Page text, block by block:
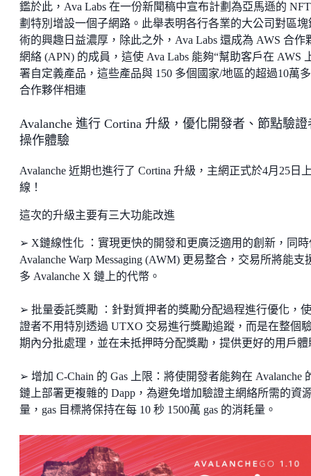
鑑於此，Ava Labs 在一份新聞稿中宣布計劃為亞馬遜的
劃特別增設一個子網路。此舉表明各行各業的大公司對區塊
術的興趣日益濃厚，除此之外，Ava Labs 還成為 AWS 合作
網絡 (APN) 的成員，這使 Ava Labs 能夠“幫助客戶在 AWS
署自定義產品，這些產品與 150 多個國家/地區的超過10萬
合作夥伴相連
Avalanche 進行 Cortina 升級，優化開發者、節點驗證
操作體驗
Avalanche 近期也進行了 Cortina 升級，主網正式於4月25日
線！
這次的升級主要有三大功能改進
➢ X鏈線性化 ：實現更快的開發和更廣泛適用的創新，同時
Avalanche Warp Messaging (AWM) 更易整合，交易所將能支
多 Avalanche X 鏈上的代幣。
➢ 批量委託獎勵 ：針對質押者的獎勵分配過程進行優化，
證者不用特別透過 UTXO 交易進行獎勵追蹤，而是在整個
期內分批處理，並在未抵押時分配獎勵，提供更好的用戶體
➢ 增加 C-Chain 的 Gas 上限：將使開發者能夠在 Avalanche
鏈上部署更複雜的 Dapp，為避免增加驗證主網絡所需的資
量，gas 目標將保持在每 10 秒 1500萬 gas 的消耗量。